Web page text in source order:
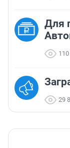
Для
29